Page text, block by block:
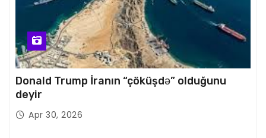
Donald Trump İranın “çöküşdə” olduğunu
deyir
Apr 30, 2026